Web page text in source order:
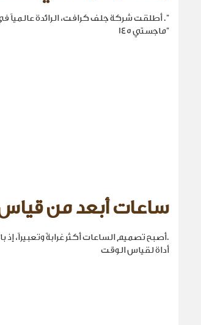
". أطلقت شركة جلف كرافت، الرائدة عالمياً
"ماجستي 145
ساعات أبعد من
.أصبح تصميم الساعات أكثر غرابةً وتعبيراً،
أداة لقياس الوقت